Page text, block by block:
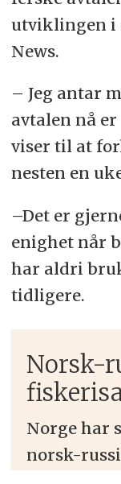
utviklingen i
News.
– Jeg antar
avtalen nå er
viser til at
nesten en
–Det er
enighet når
har aldri
tidligere.
Norsk-
Norge har
norsk-